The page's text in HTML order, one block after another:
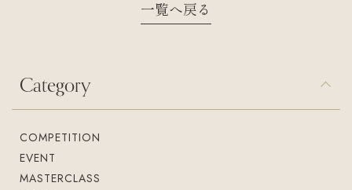
Contact us
一覧へ戻る
Category
COMPETITION
EVENT
MASTERCLASS